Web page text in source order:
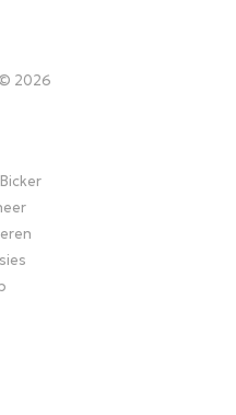
2026